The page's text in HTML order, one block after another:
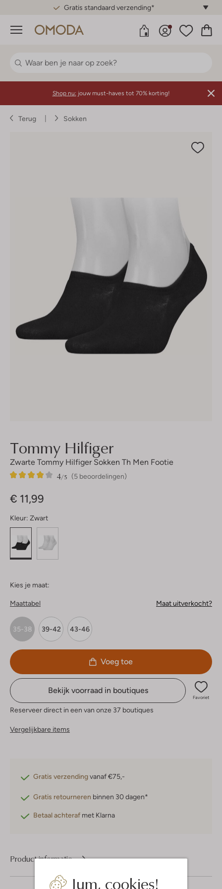
Gratis standaard verzending*
Menu
Jum, cookies!
Shop nu: jouw must-haves tot 70% korting!
Terug Sokken
Tommy Hilfiger
Zwarte Tommy Hilfiger Sokken Th Men Footie
(5 beoordelingen)
4/5
5
4
€ 11,99
Kleur: Zwart
Kies je maat:
Maattabel Maat uitverkocht?
35-38 39-42 43-46
Voeg toe
Bekijk voorraad in boutiques
Favoriet
Reserveer direct in een van onze 37 boutiques
Vergelijkbare items
Gratis verzendingvanaf €75,-
Gratis retourneren binnen 30 dagen*
Betaal achteraf met Klarna
Product informatie